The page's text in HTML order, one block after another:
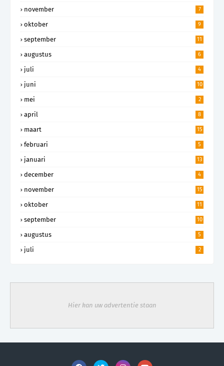
november 7
oktober 9
september 11
augustus 6
juli 4
juni 10
mei 2
april 8
maart 15
februari 5
januari 13
december 4
november 15
oktober 11
september 10
augustus 5
juli 2
Hier kan uw advertentie staan